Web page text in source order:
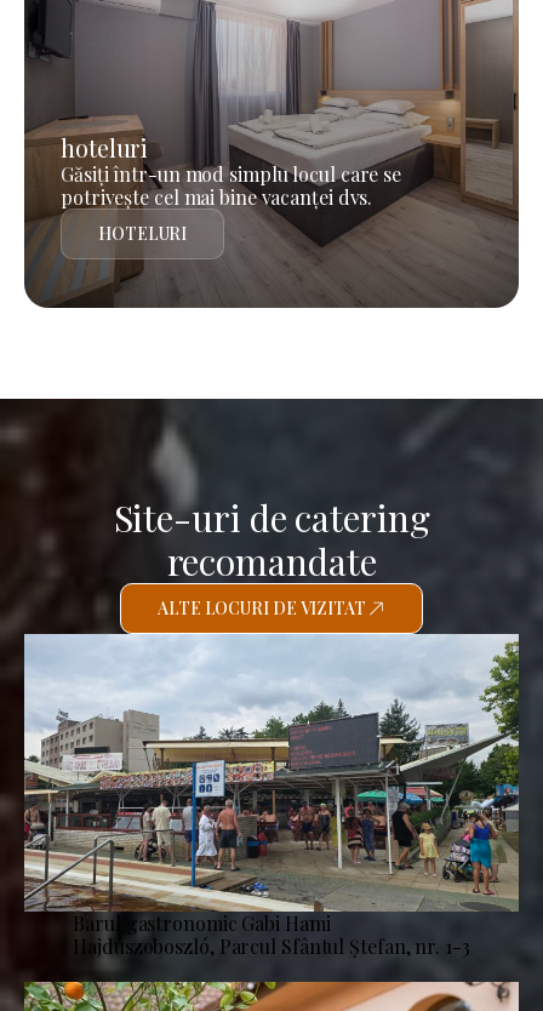
hoteluri
Găsiți într-un mod simplu locul care se
potrivește cel mai bine vacanței dvs.
HOTELURI
Site-uri de catering
recomandate
ALTE LOCURI DE VIZITAT
Barul gastronomic Gabi Hami
Hajdúszoboszló, Parcul Sfântul Ștefan, nr. 1-3